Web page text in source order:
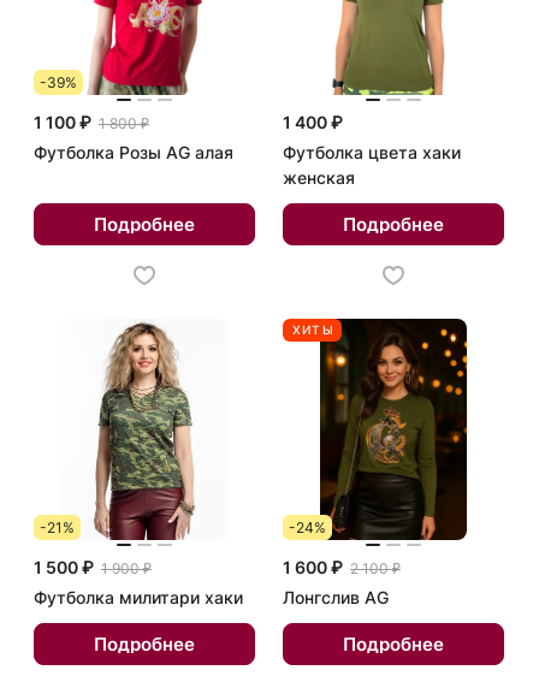
-39%
1 100 ₽ 1 800 ₽
Футболка Розы AG алая
Подробнее
1 400 ₽
Футболка цвета хаки
женская
Подробнее
-21%
1 500 ₽ 1 900 ₽
Футболка милитари хаки
Подробнее
ХИТЫ
-24%
1 600 ₽ 2 100 ₽
Лонгслив AG
Подробнее